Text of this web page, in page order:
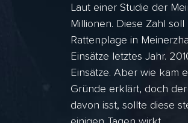
Laut einer Studie der
Millionen. Diese Zahl
Rattenplage in
Einsätze letztes Jahr.
Einsätze. Aber wie kam
Gründe erklärt, doch
davon isst, sollte diese